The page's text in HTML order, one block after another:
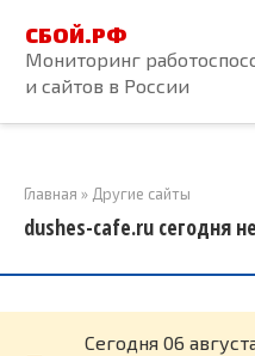
контенту
СБОЙ.РФ
Мониторинг
и сайтов в России
Главная » Другие сайты
dushes-cafe.ru сегодня
Cегодня 06